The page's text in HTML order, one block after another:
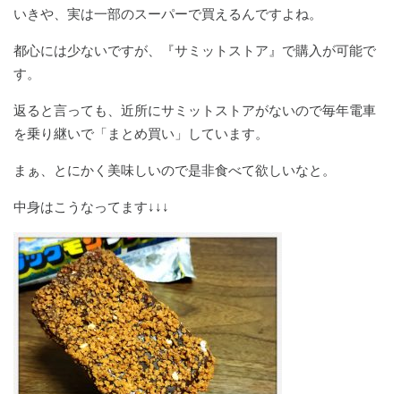
いきや、実は一部のスーパーで買えるんですよね。
都心には少ないですが、『サミットストア』で購入が可能で
す。
返ると言っても、近所にサミットストアがないので毎年電車
を乗り継いで「まとめ買い」しています。
まぁ、とにかく美味しいので是非食べて欲しいなと。
中身はこうなってます↓↓↓